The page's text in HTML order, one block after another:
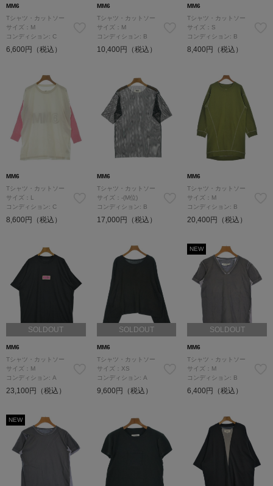
MM6
Tシャツ・カットソー
サイズ：M
コンディション: C
6,600円（税込）
MM6
Tシャツ・カットソー
サイズ：M
コンディション: B
10,400円（税込）
MM6
Tシャツ・カットソー
サイズ：S
コンディション: B
8,400円（税込）
MM6
Tシャツ・カットソー
サイズ：L
コンディション: C
8,600円（税込）
MM6
Tシャツ・カットソー
サイズ：-(M位)
コンディション: B
17,000円（税込）
MM6
Tシャツ・カットソー
サイズ：M
コンディション: B
20,400円（税込）
SOLDOUT
MM6
Tシャツ・カットソー
サイズ：M
コンディション: A
23,100円（税込）
SOLDOUT
MM6
Tシャツ・カットソー
サイズ：XS
コンディション: A
9,600円（税込）
NEW
SOLDOUT
MM6
Tシャツ・カットソー
サイズ：M
コンディション: B
6,400円（税込）
NEW